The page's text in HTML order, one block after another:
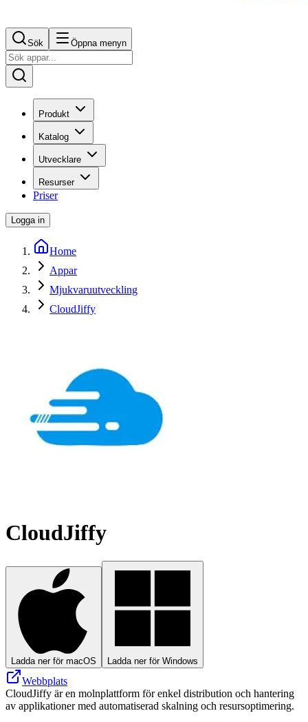
Sök Öppna menyn
Produkt
Katalog
Utvecklare
Resurser
Priser
Logga in
Home
Appar
Mjukvaruutveckling
CloudJiffy
CloudJiffy
Ladda ner för macOS Ladda ner för Windows
Webbplats
CloudJiffy är en molnplattform för enkel distribution och hantering
av applikationer med automatiserad skalning och resursoptimering.